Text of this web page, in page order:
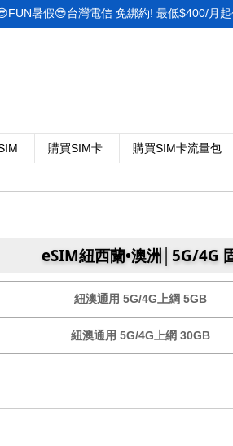
購買SIM卡 購買SIM卡流量包
暑假😎台灣電信 免綁約! 最低$400/月
eSIM紐西蘭•澳洲│5G/4G
紐澳通用 5G/4G上網 5GB
紐澳通用 5G/4G上網 30GB